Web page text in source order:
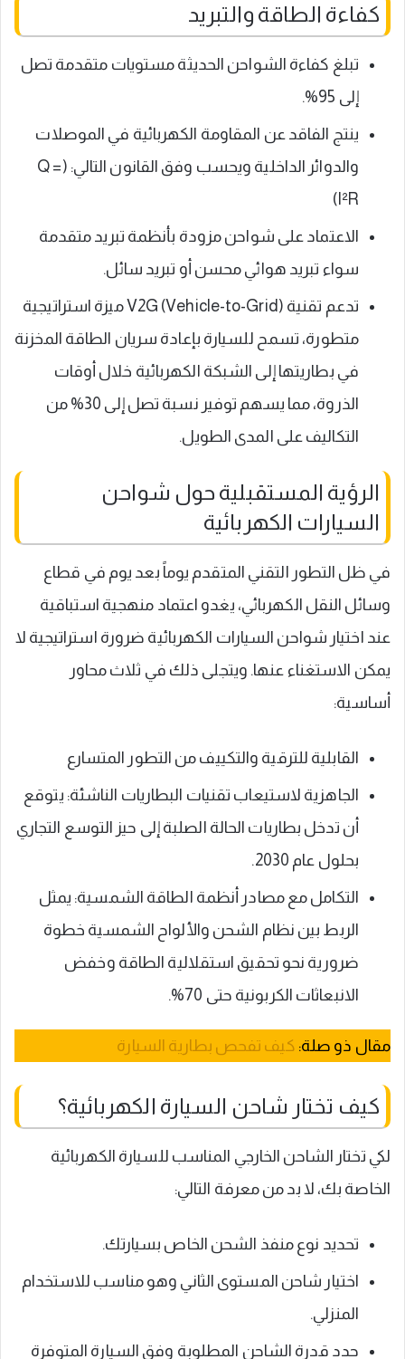
كفاءة الطاقة والتبريد
تبلغ كفاءة الشواحن الحديثة مستويات متقدمة تصل
إلى 95%.
ينتج الفاقد عن المقاومة الكهربائية في الموصلات
والدوائر الداخلية ويحسب وفق القانون التالي: (Q =
I²R)
الاعتماد على شواحن مزودة بأنظمة تبريد متقدمة
سواء تبريد هوائي محسن أو تبريد سائل.
تدعم تقنية V2G (Vehicle-to-Grid) ميزة استراتيجية
متطورة، تسمح للسيارة بإعادة سريان الطاقة المخزنة
في بطاريتها إلى الشبكة الكهربائية خلال أوقات
الذروة، مما يسهم توفير نسبة تصل إلى 30% من
التكاليف على المدى الطويل.
الرؤية المستقبلية حول شواحن
السيارات الكهربائية
في ظل التطور التقني المتقدم يوماً بعد يوم في قطاع
وسائل النقل الكهربائي، يغدو اعتماد منهجية استباقية
عند اختيار شواحن السيارات الكهربائية ضرورة استراتيجية لا
يمكن الاستغناء عنها. ويتجلى ذلك في ثلاث محاور
أساسية:
القابلية للترقية والتكييف من التطور المتسارع
الجاهزية لاستيعاب تقنيات البطاريات الناشئة: يتوقع
أن تدخل بطاريات الحالة الصلبة إلى حيز التوسع التجاري
بحلول عام 2030.
التكامل مع مصادر أنظمة الطاقة الشمسية: يمثل
الربط بين نظام الشحن والألواح الشمسية خطوة
ضرورية نحو تحقيق استقلالية الطاقة وخفض
الانبعاثات الكربونية حتى 70%.
مقال ذو صلة: كيف تفحص بطارية السيارة
كيف تختار شاحن السيارة الكهربائية؟
لكي تختار الشاحن الخارجي المناسب للسيارة الكهربائية
الخاصة بك، لا بد من معرفة التالي:
تحديد نوع منفذ الشحن الخاص بسيارتك.
اختيار شاحن المستوى الثاني وهو مناسب للاستخدام
المنزلي.
حدد قدرة الشاحن المطلوبة وفق السيارة المتوفرة